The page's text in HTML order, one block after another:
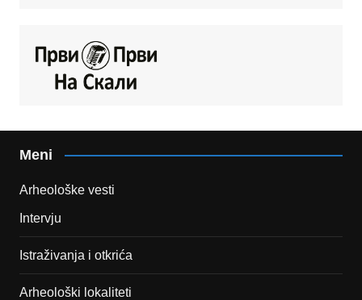
Meni
Arheološke vesti
Intervju
Istraživanja i otkrića
Arheološki lokaliteti